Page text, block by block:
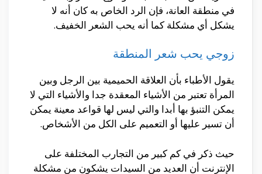
في منطقة العانة، فإن الرد الخاص به كان أنه لا
يشكل أي مشكلة كما أنه يحب الشعر الخفيف.
زوجي يحب شعر المنطقة
يقول الأطباء بأن العلاقة الحميمية بين الرجل وبين
المرأة تعتبر من الأشياء المعقدة جدا والأشياء التي لا
يمكن التنبؤ بها أبدا والتي ليس لها قواعد معينة يمكن
أن تسير عليها أو التعميم على الكل من الأشخاص.
حيث ذكر في كم كبير من التجارب المختلفة على
الإنترنت أن العديد من السيدات يشكون من مشكلة